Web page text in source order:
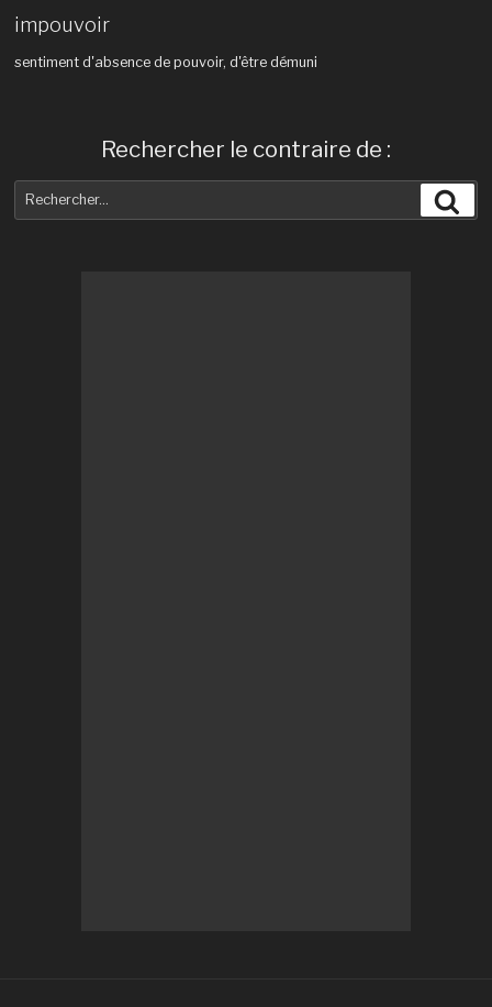
impouvoir
sentiment d'absence de pouvoir, d'être démuni
Rechercher le contraire de :
pour